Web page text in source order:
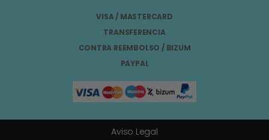
VISA / MASTERCARD
TRANSFERENCIA
CONTRA REEMBOLSO / BIZUM
PAYPAL
Aviso Legal